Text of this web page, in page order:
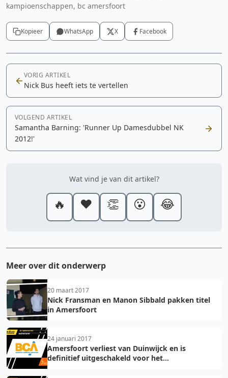
kampioenschappen, bc amersfoort
Kopieer WhatsApp X Facebook
VORIG ARTIKEL
Nick Bus heeft iets te vertellen
VOLGEND ARTIKEL
Samantha Barning: 'Runner Up Damesdubbel NK
2012!'
Wat vind je van dit artikel?
🔥 ❤️ 👏 😮 😂
Meer over dit onderwerp
20 maart 2017
Nick Fransman en Manon Sibbald pakken titel
in Amersfoort
24 januari 2017
Amersfoort verliest van Duinwijck en is
definitief uitgeschakeld voor het